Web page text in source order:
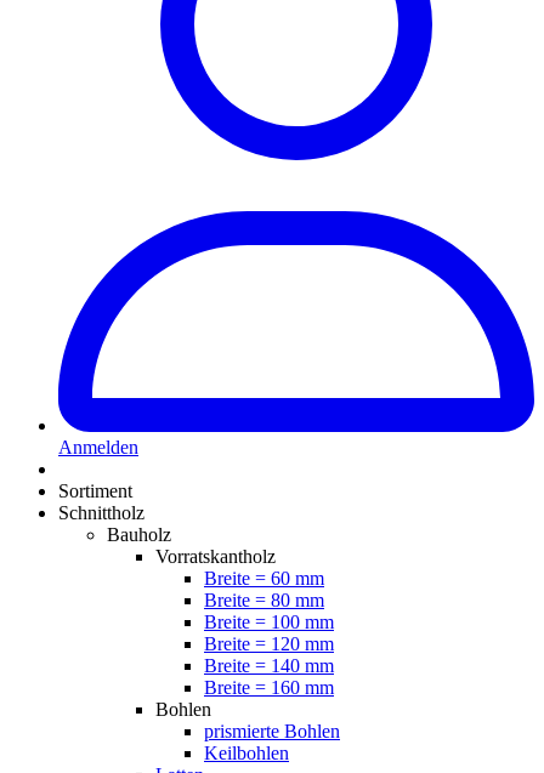
Anmelden
Sortiment
Schnittholz
Bauholz
Vorratskantholz
Breite = 60 mm
Breite = 80 mm
Breite = 100 mm
Breite = 120 mm
Breite = 140 mm
Breite = 160 mm
Bohlen
prismierte Bohlen
Keilbohlen